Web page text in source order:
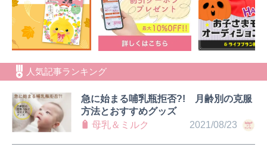
人気記事ランキング
2021/08/23
急に始まる哺乳瓶拒否?! 月齢別の克服
方法とおすすめグッズ
母乳＆ミルク